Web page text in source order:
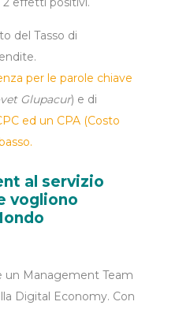
del Tasso di
per le parole chiave
Glupacur) e di
ed un CPA (Costo
al servizio
vogliono
un Management Team
Digital Economy. Con